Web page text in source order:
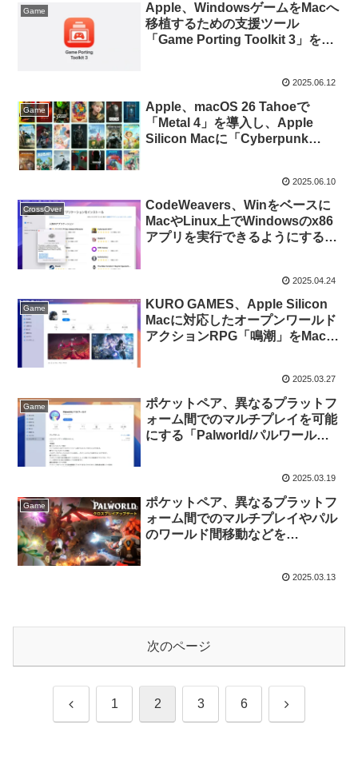
Game
Apple、WindowsゲームをMacへ
移植するための支援ツール
「Game Porting Toolkit 3」を発
ルド/デバッグできるMac Remote
Developer Toolsも提供。
2025.06.12
Game
Apple、macOS 26 Tahoeで
「Metal 4」を導入し、Apple
Silicon Macに「Cyberpunk
イトルが移植されることを発表。
2025.06.10
CrossOver
CodeWeavers、Winをベースに
MacやLinux上でWindowsのx86
アプリを実行できるようにするユ
2025.04.24
Game
KURO GAMES、Apple Silicon
Macに対応したオープンワールド
アクションRPG「鳴潮」をMac
2025.03.27
Game
ポケットペア、異なるプラットフ
ォーム間でのマルチプレイを可能
にする「Palworld/パルワールド
2025.03.19
Game
ポケットペア、異なるプラットフ
ォーム間でのマルチプレイやパル
のワールド間移動などを
の提供を3月下旬に予定。2025.03.13
次のページ
前 1 2 3 6 次